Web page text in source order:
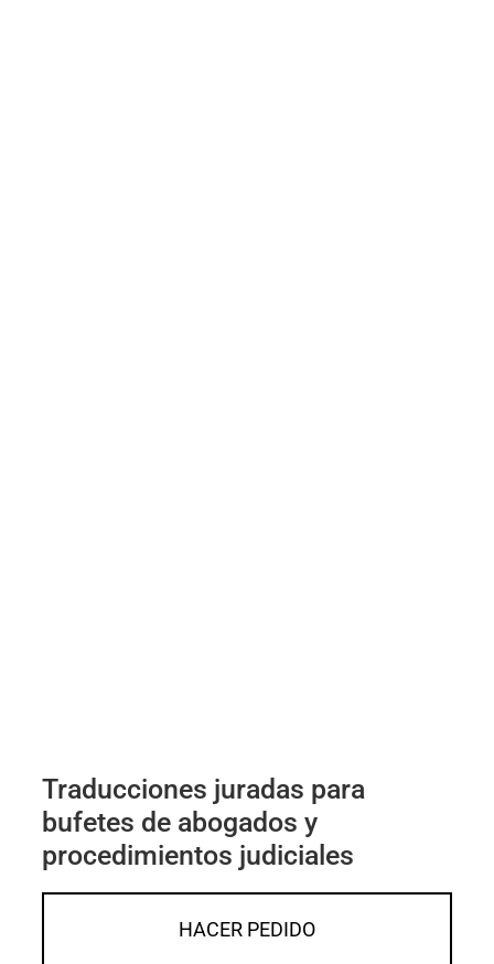
Traducciones juradas para
bufetes de abogados y
procedimientos judiciales
HACER PEDIDO